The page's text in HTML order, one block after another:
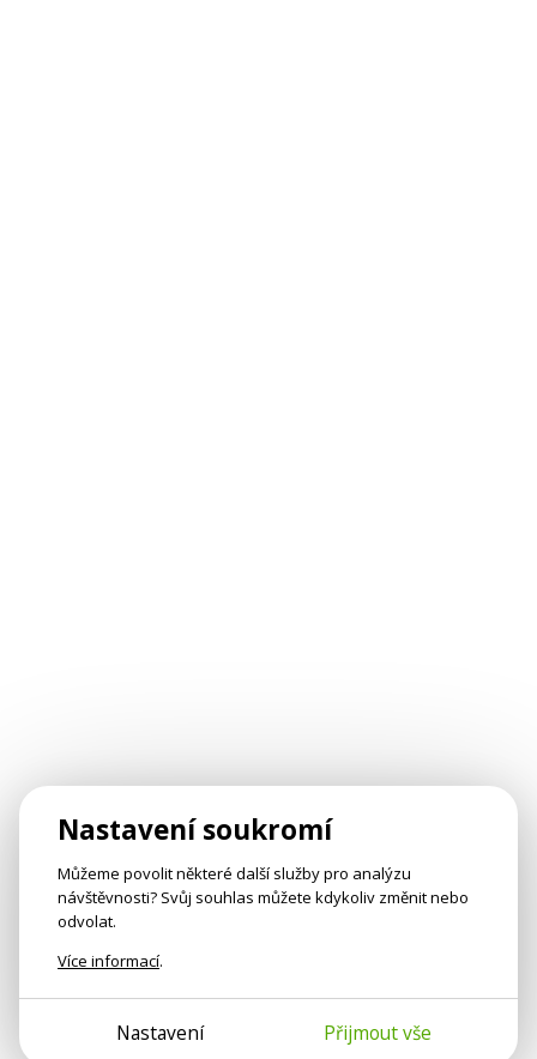
Nastavení soukromí
Můžeme povolit některé další služby pro analýzu
návštěvnosti? Svůj souhlas můžete kdykoliv změnit nebo
odvolat.
Více informací.
Nastavení Přijmout vše